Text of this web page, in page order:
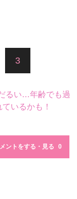
3
るい…年齢でも過
いるかも！
ントをする・見る